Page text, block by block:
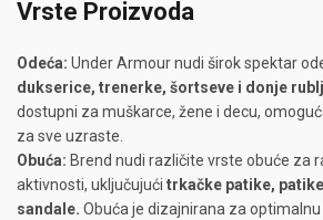
Vrste Proizvoda
Odeća: Under Armour nudi širok spektar
dukserice, trenerke, šortseve i donje
dostupni za muškarce, žene i decu,
za sve uzraste.
Obuća: Brend nudi različite vrste obuće za
aktivnosti, uključujući trkačke patike,
sandale. Obuća je dizajnirana za